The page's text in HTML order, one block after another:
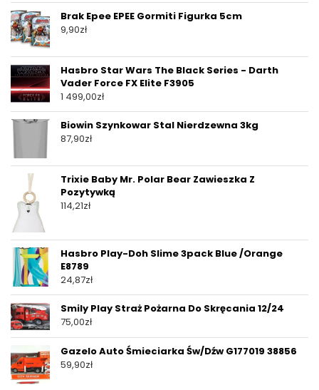
Brak Epee EPEE Gormiti Figurka 5cm
9,90zł
Hasbro Star Wars The Black Series - Darth
Vader Force FX Elite F3905
1 499,00zł
Biowin Szynkowar Stal Nierdzewna 3kg
87,90zł
Trixie Baby Mr. Polar Bear Zawieszka Z
Pozytywką
114,21zł
Hasbro Play-Doh Slime 3pack Blue /Orange
E8789
24,87zł
Smily Play Straż Pożarna Do Skręcania 12/24
75,00zł
Gazelo Auto Śmieciarka Św/Dźw G177019 38856
59,90zł